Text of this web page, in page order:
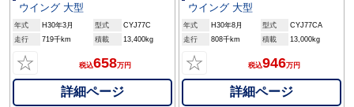
ウイング 大型
年式 H30年3月 型式
CYJ77C
走行
719千km 積載 13,400kg
☆ 税込658万円
詳細ページ
ウイング 大型
年式 H30年8月 型式
CYJ77CA
走行
808千km 積載 13,000kg
☆ 税込946万円
詳細ページ